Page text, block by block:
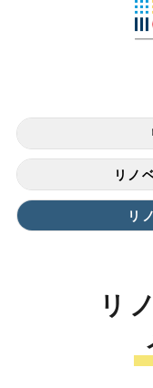
リノ
リ
リ